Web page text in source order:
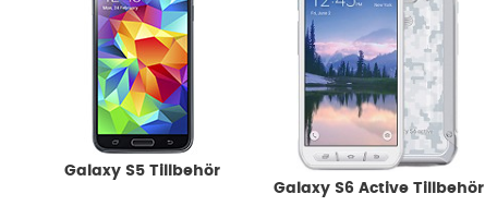
Galaxy S5 Tillbehör
Galaxy S6 Active Tillbehör